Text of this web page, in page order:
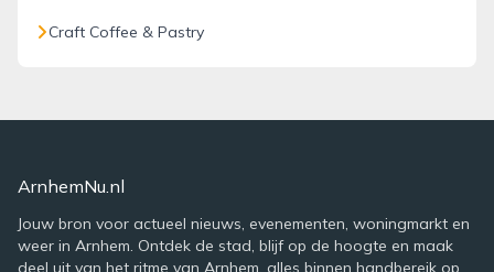
Craft Coffee & Pastry
ArnhemNu.nl
Jouw bron voor actueel nieuws, evenementen, woningmarkt en
weer in Arnhem. Ontdek de stad, blijf op de hoogte en maak
deel uit van het ritme van Arnhem, alles binnen handbereik op